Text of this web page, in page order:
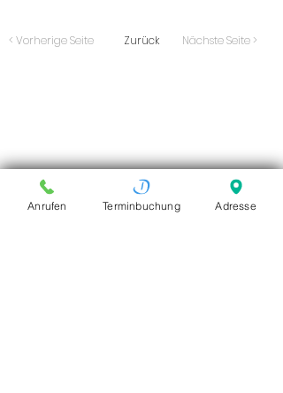
< Vorherige Seite Zurück Nächste Seite >
Anrufen Terminbuchung Adresse